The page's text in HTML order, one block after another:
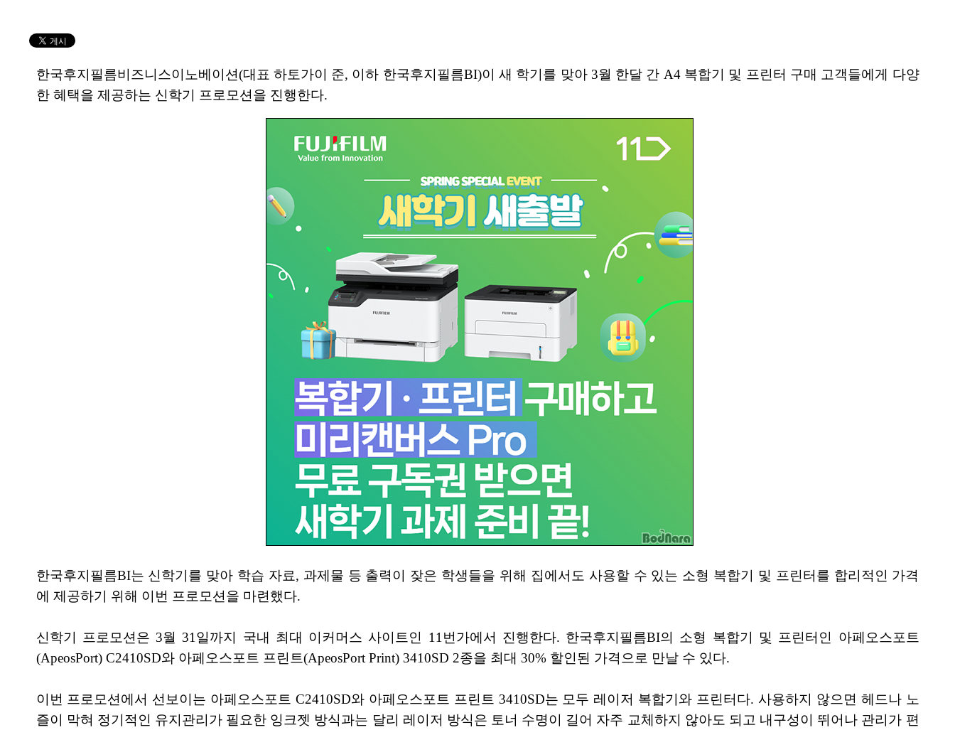
한국후지필름비즈니스이노베이션(대표 하토가이 준, 이하 한국후지필름BI)이 새 학기를 맞아 3월 한달 간 A4 복합기 및 프린터 구매 고객들에게 다양
한 혜택을 제공하는 신학기 프로모션을 진행한다.
한국후지필름BI는 신학기를 맞아 학습 자료, 과제물 등 출력이 잦은 학생들을 위해 집에서도 사용할 수 있는 소형 복합기 및 프린터를 합리적인 가격
에 제공하기 위해 이번 프로모션을 마련했다.
신학기 프로모션은 3월 31일까지 국내 최대 이커머스 사이트인 11번가에서 진행한다. 한국후지필름BI의 소형 복합기 및 프린터인 아페오스포트
(ApeosPort) C2410SD와 아페오스포트 프린트(ApeosPort Print) 3410SD 2종을 최대 30% 할인된 가격으로 만날 수 있다.
이번 프로모션에서 선보이는 아페오스포트 C2410SD와 아페오스포트 프린트 3410SD는 모두 레이저 복합기와 프린터다. 사용하지 않으면 헤드나 노
즐이 막혀 정기적인 유지관리가 필요한 잉크젯 방식과는 달리 레이저 방식은 토너 수명이 길어 자주 교체하지 않아도 되고 내구성이 뛰어나 관리가 편